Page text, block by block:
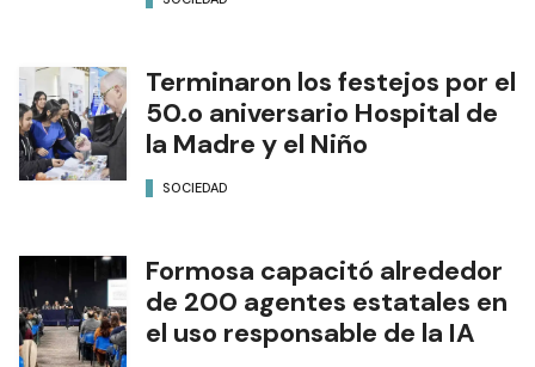
Terminaron los festejos por el
50.o aniversario Hospital de
la Madre y el Niño
SOCIEDAD
Formosa capacitó alrededor
de 200 agentes estatales en
el uso responsable de la IA